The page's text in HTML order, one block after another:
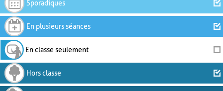
Sporadiques
En plusieurs séances
En classe seulement
Hors classe